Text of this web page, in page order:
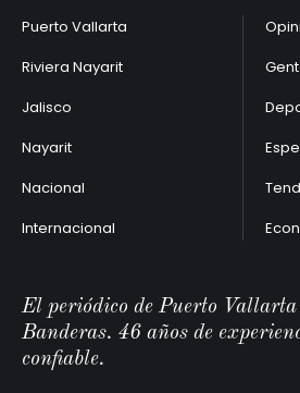
Puerto Vallarta
Riviera Nayarit
Jalisco
Nayarit
Nacional
Internacional
El periódico de Puerto
Banderas. 46 años de
confiable.